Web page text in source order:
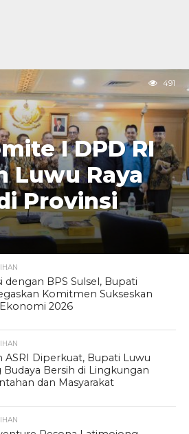
I DPD RI
Luwu Raya
Provinsi
491
dengan BPS Sulsel, Bupati
Komitmen Sukseskan
2026
ASRI Diperkuat, Bupati Luwu
Bersih di Lingkungan
dan Masyarakat